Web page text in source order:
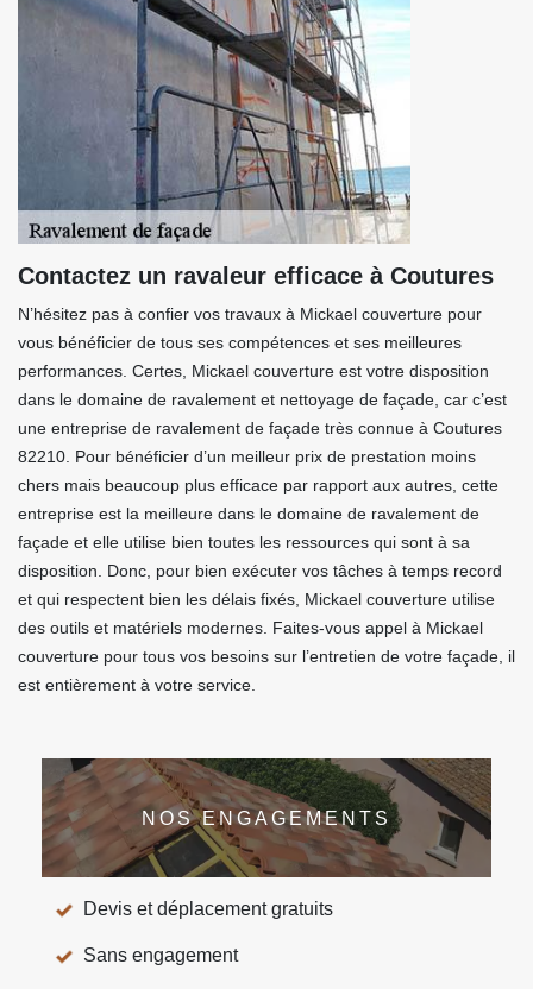
Contactez un ravaleur efficace à Coutures
N’hésitez pas à confier vos travaux à Mickael couverture pour
vous bénéficier de tous ses compétences et ses meilleures
performances. Certes, Mickael couverture est votre disposition
dans le domaine de ravalement et nettoyage de façade, car c’est
une entreprise de ravalement de façade très connue à Coutures
82210. Pour bénéficier d’un meilleur prix de prestation moins
chers mais beaucoup plus efficace par rapport aux autres, cette
entreprise est la meilleure dans le domaine de ravalement de
façade et elle utilise bien toutes les ressources qui sont à sa
disposition. Donc, pour bien exécuter vos tâches à temps record
et qui respectent bien les délais fixés, Mickael couverture utilise
des outils et matériels modernes. Faites-vous appel à Mickael
couverture pour tous vos besoins sur l’entretien de votre façade, il
est entièrement à votre service.
NOS ENGAGEMENTS
Devis et déplacement gratuits
Sans engagement